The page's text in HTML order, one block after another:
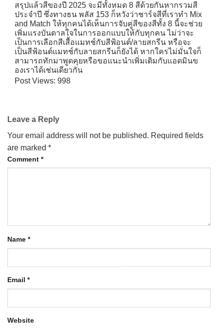
สรุปแล้วสีของปี 2025 จะมีทั้งหมด 8 สีด้วยกันหากรวมสี
ประจำปี ซึ่งทางธน พลัส 153 ก็หวังว่าชาร์จสีที่เราทำ Mix
and Match ให้ทุกคนได้เห็นการจับคู่สีของสีทั้ง 8 นี้จะช่วย
เพิ่มแรงบันดาลใจในการออกแบบให้กับทุกคน ไม่ว่าจะ
เป็นการเลือกสีเสื้อแมทช์กับสีฟ้อนต์/ลายสกรีน หรือจะ
เป็นสีฟ้อนต์แมทช์กับลายสกรีนก็ยังได้ หากใครไม่มั่นใจก็
สามารถทักมาพูดคุยหรือขอแนะนำเพิ่มเติมกับแอดมินข
องเราได้เช่นเดียวกัน
Post Views: 998
Leave a Reply
Your email address will not be published. Required fields
are marked *
Comment *
Name *
Email *
Website